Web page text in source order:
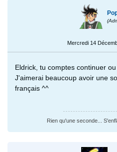
Mercredi 14
Eldrick, tu comptes continuer
J'aimerai beaucoup avoir une
français ^^
Rien qu'une seconde...